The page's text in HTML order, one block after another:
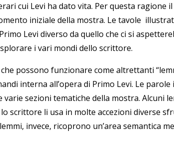
cui Levi ha dato vita. Per questa ragione
iniziale della mostra. Le tavole
Levi diverso da quello che ci si
i vari mondi dello scrittore.
possono funzionare come altrettanti
interna all’opera di Primo Levi. Le parole
sezioni tematiche della mostra. Alcuni
scrittore li usa in molte accezioni diverse
invece, ricoprono un’area semantica